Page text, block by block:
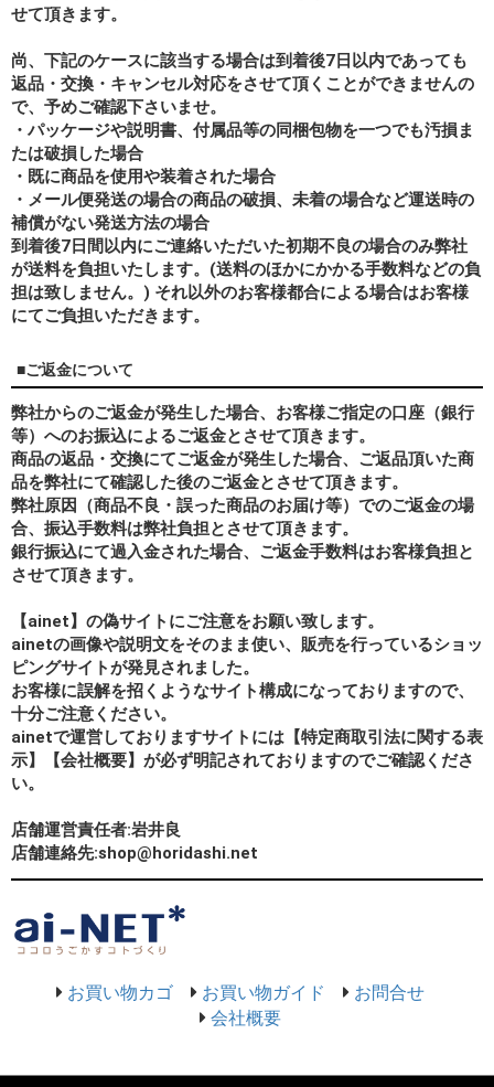
せて頂きます。
尚、下記のケースに該当する場合は到着後7日以内であっても
返品・交換・キャンセル対応をさせて頂くことができませんの
で、予めご確認下さいませ。
・パッケージや説明書、付属品等の同梱包物を一つでも汚損ま
たは破損した場合
・既に商品を使用や装着された場合
・メール便発送の場合の商品の破損、未着の場合など運送時の
補償がない発送方法の場合
到着後7日間以内にご連絡いただいた初期不良の場合のみ弊社
が送料を負担いたします。(送料のほかにかかる手数料などの負
担は致しません。) それ以外のお客様都合による場合はお客様
にてご負担いただきます。
■ご返金について
弊社からのご返金が発生した場合、お客様ご指定の口座（銀行
等）へのお振込によるご返金とさせて頂きます。
商品の返品・交換にてご返金が発生した場合、ご返品頂いた商
品を弊社にて確認した後のご返金とさせて頂きます。
弊社原因（商品不良・誤った商品のお届け等）でのご返金の場
合、振込手数料は弊社負担とさせて頂きます。
銀行振込にて過入金された場合、ご返金手数料はお客様負担と
させて頂きます。
【ainet】の偽サイトにご注意をお願い致します。
ainetの画像や説明文をそのまま使い、販売を行っているショッ
ピングサイトが発見されました。
お客様に誤解を招くようなサイト構成になっておりますので、
十分ご注意ください。
ainetで運営しておりますサイトには【特定商取引法に関する表
示】【会社概要】が必ず明記されておりますのでご確認くださ
い。
店舗運営責任者:岩井良
店舗連絡先:shop@horidashi.net
お買い物カゴ お買い物ガイド
お問合せ
会社概要